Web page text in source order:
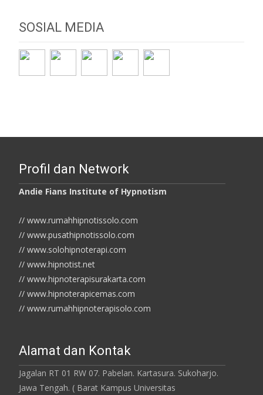
SOSIAL MEDIA
Profil dan Network
Andie Fians Institute of Hypnotism
// www.rumahhipnotissolo.com
// www.pusathipnotissolo.com
// www.solohipnoterapi.com
// www.hipnotist.net
// www.hipnoterapisurakarta.com
// www.hipnoterapicemas.com
// www.rumahhipnoterapisolo.com
Alamat dan Kontak
Jagalan RT 01 RW 07. Pabelan. Kartasura. Sukoharjo.
Jawa Tengah. ( Barat Kampus Universitas